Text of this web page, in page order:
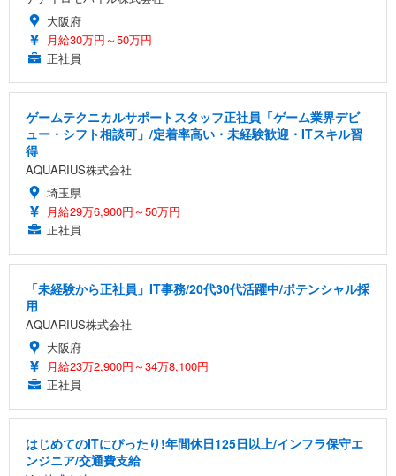
大阪府
月給30万円～50万円
正社員
ゲームテクニカルサポートスタッフ正社員「ゲーム業界デビ
ュー・シフト相談可」/定着率高い・未経験歓迎・ITスキル習
得
AQUARIUS株式会社
埼玉県
月給29万6,900円～50万円
正社員
「未経験から正社員」IT事務/20代30代活躍中/ポテンシャル採
用
AQUARIUS株式会社
大阪府
月給23万2,900円～34万8,100円
正社員
はじめてのITにぴったり!年間休日125日以上/インフラ保守エ
ンジニア/交通費支給